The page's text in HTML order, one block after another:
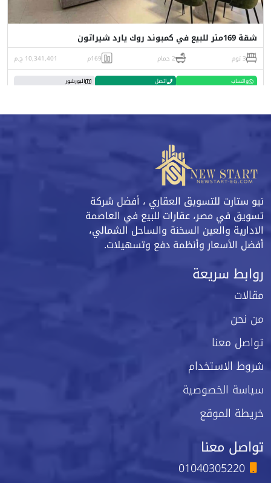
شقة 169متر للبيع في كمبوند روك يارد شيراتون
3 نوم 2 حمام 169م 10,341,401 ج.م
واتساب اتصل البورشور
نيو ستارت للتسويق العقاري ، أفضل شركة
تسويق في مصر، عقارات للبيع في العاصمة
الادارية والعين السخنة والساحل الشمالي،
أفضل الأسعار وأنظمة دفع وتسهيلات.
روابط سريعة
مقالات
من نحن
تواصل معنا
شروط الاستخدام
سياسة الخصوصية
خريطة الموقع
تواصل معنا
01040305220